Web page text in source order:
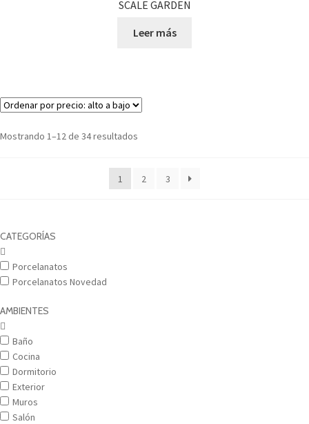
SCALE GARDEN
Leer más
Mostrando 1–12 de 34 resultados
1 2 3
CATEGORÍAS
Porcelanatos
Porcelanatos Novedad
AMBIENTES
Baño
Cocina
Dormitorio
Exterior
Muros
Salón